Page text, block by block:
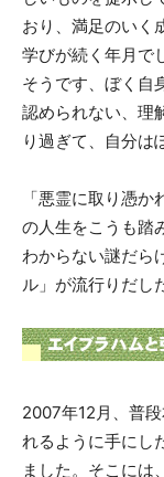
おり、満足のいく
学びが続く年月で
そうです、ぼく自
認められない、理
り過ぎて、自分は
「悪霊に取り憑
の人生をこうも踏
わからない謎だら
ル」が流行りだし
2007年12月、普
れるように手にし
ました。そこには